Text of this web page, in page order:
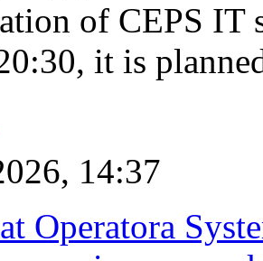
of CEPS IT
it is
14:37
Operatora